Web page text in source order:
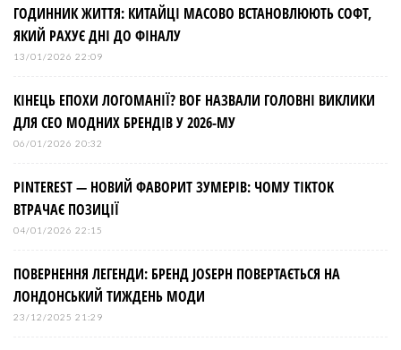
ГОДИННИК ЖИТТЯ: КИТАЙЦІ МАСОВО ВСТАНОВЛЮЮТЬ СОФТ,
ЯКИЙ РАХУЄ ДНІ ДО ФІНАЛУ
13/01/2026 22:09
КІНЕЦЬ ЕПОХИ ЛОГОМАНІЇ? BOF НАЗВАЛИ ГОЛОВНІ ВИКЛИКИ
ДЛЯ СЕО МОДНИХ БРЕНДІВ У 2026-МУ
06/01/2026 20:32
PINTEREST — НОВИЙ ФАВОРИТ ЗУМЕРІВ: ЧОМУ TIKTOK
ВТРАЧАЄ ПОЗИЦІЇ
04/01/2026 22:15
ПОВЕРНЕННЯ ЛЕГЕНДИ: БРЕНД JOSEPH ПОВЕРТАЄТЬСЯ НА
ЛОНДОНСЬКИЙ ТИЖДЕНЬ МОДИ
23/12/2025 21:29